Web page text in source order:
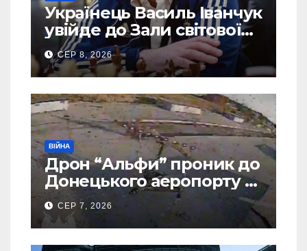
Українець Василь Іванчук
увійде до Зали світової
шахової слави
СЕР 8, 2026
ВІЙНА
Дрон “Альфи” проник до
Донецького аеропорту та
спалив “Шахед” ще до
запуску
СЕР 7, 2026